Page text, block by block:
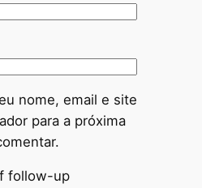
nome, email e site
para a próxima
follow-up